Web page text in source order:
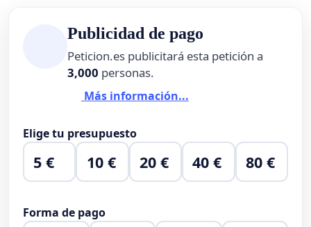
Publicidad de pago
Peticion.es publicitará esta petición a
3,000 personas.
Más información...
Elige tu presupuesto
5 € 10 € 20 € 40 € 80 €
Forma de pago